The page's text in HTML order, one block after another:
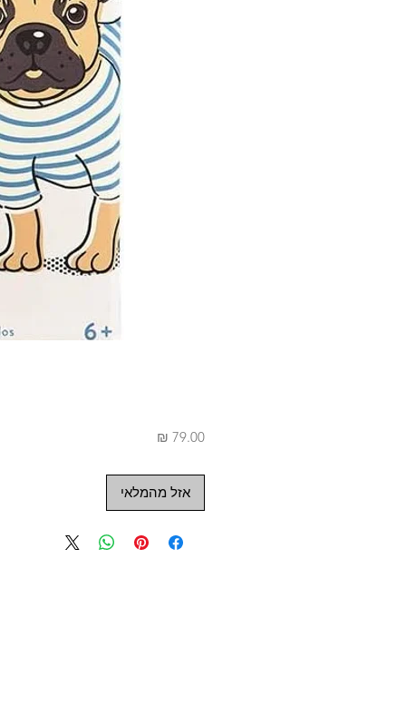
אזל מהמלאי